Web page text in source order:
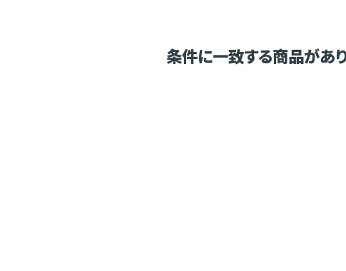
条件に一致する商品があ